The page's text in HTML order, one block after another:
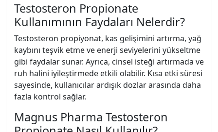
Testosteron Propionate
Kullanımının Faydaları Nelerdir?
Testosteron propiyonat, kas gelişimini artırma, yağ
kaybını teşvik etme ve enerji seviyelerini yükseltme
gibi faydalar sunar. Ayrıca, cinsel isteği artırmada ve
ruh halini iyileştirmede etkili olabilir. Kısa etki süresi
sayesinde, kullanıcılar ardışık dozlar arasında daha
fazla kontrol sağlar.
Magnus Pharma Testosteron